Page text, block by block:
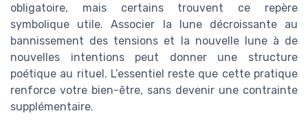
obligatoire, mais certains trouvent ce repère
symbolique utile. Associer la lune décroissante au
bannissement des tensions et la nouvelle lune à de
nouvelles intentions peut donner une structure
poétique au rituel. L’essentiel reste que cette pratique
renforce votre bien-être, sans devenir une contrainte
supplémentaire.